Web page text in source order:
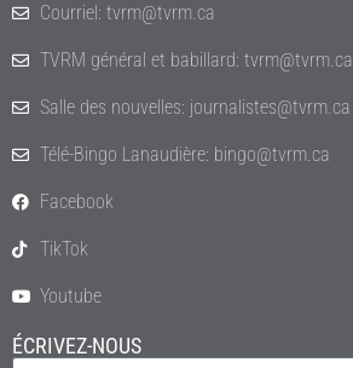
Courriel: tvrm@tvrm.ca
TVRM général et babillard: tvrm@tvrm.ca
Salle des nouvelles: journalistes@tvrm.ca
Télé-Bingo Lanaudière: bingo@tvrm.ca
Facebook
TikTok
Youtube
ÉCRIVEZ-NOUS